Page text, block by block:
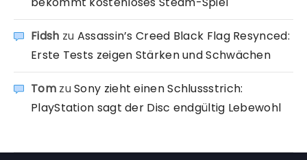
Fidsh zu Assassin’s Creed Black Flag Resynced:
Erste Tests zeigen Stärken und Schwächen
TomzuSony zieht einen Schlussstrich:
PlayStation sagt der Disc endgültig Lebewohl